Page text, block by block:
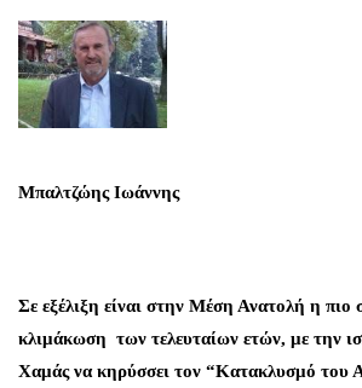
Μπαλτζώης Ιωάννης
Σε εξέλιξη είναι στην Μέση Ανατολή η πιο
κλιμάκωση των τελευταίων ετών, με την
Χαμάς να κηρύσσει τον “Κατακλυσμό του